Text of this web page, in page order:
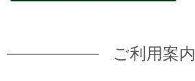
ご利用案内